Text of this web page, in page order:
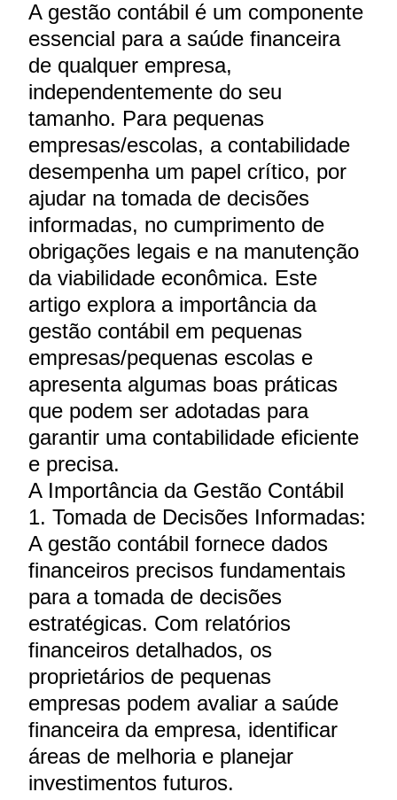
A gestão contábil é um componente
essencial para a saúde financeira
de qualquer empresa,
independentemente do seu
tamanho. Para pequenas
empresas/escolas, a contabilidade
desempenha um papel crítico, por
ajudar na tomada de decisões
informadas, no cumprimento de
obrigações legais e na manutenção
da viabilidade econômica. Este
artigo explora a importância da
gestão contábil em pequenas
empresas/pequenas escolas e
apresenta algumas boas práticas
que podem ser adotadas para
garantir uma contabilidade eficiente
e precisa.
A Importância da Gestão Contábil
1. Tomada de Decisões Informadas:
A gestão contábil fornece dados
financeiros precisos fundamentais
para a tomada de decisões
estratégicas. Com relatórios
financeiros detalhados, os
proprietários de pequenas
empresas podem avaliar a saúde
financeira da empresa, identificar
áreas de melhoria e planejar
investimentos futuros.